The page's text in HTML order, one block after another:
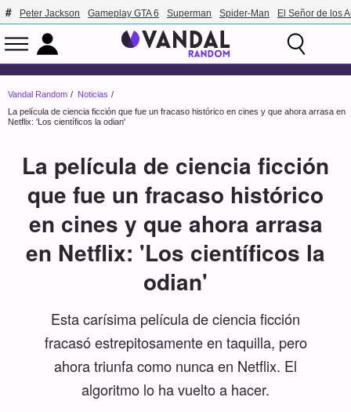
Peter Jackson Gameplay GTA 6 Superman Spider-Man El Señor de los
Vandal Random
Noticias
La película de ciencia ficción que fue un fracaso histórico en cines y que ahora arrasa en
Netflix: 'Los científicos la odian'
La película de ciencia ficción
que fue un fracaso histórico
en cines y que ahora arrasa
en Netflix: 'Los científicos la
odian'
Esta carísima película de ciencia ficción
fracasó estrepitosamente en taquilla, pero
ahora triunfa como nunca en Netflix. El
algoritmo lo ha vuelto a hacer.